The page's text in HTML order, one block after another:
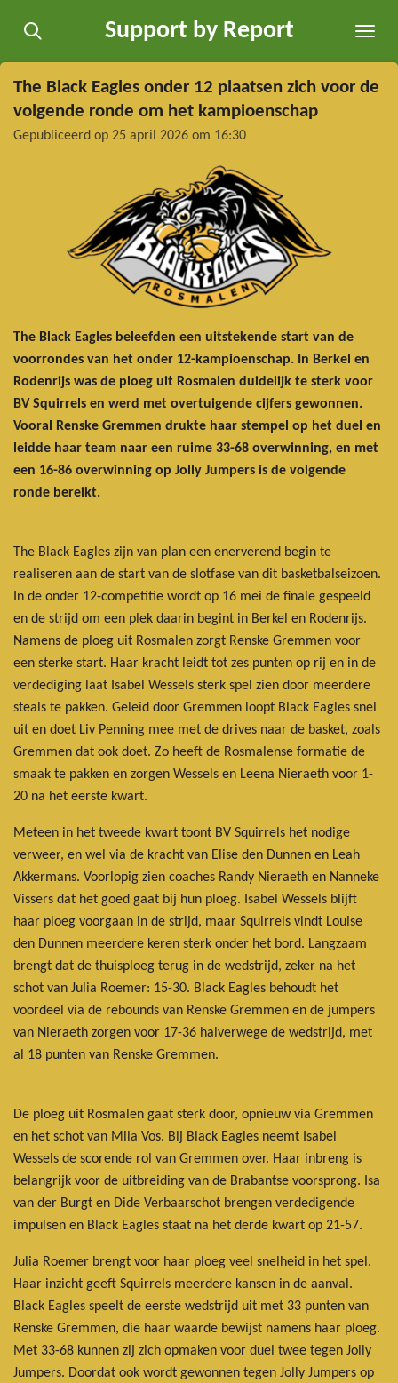
direct
naar
de
hoofdinhoud
Support by Report
The Black Eagles onder 12 plaatsen zich voor de
volgende ronde om het kampioenschap
Gepubliceerd op 25 april 2026 om 16:30
The Black Eagles beleefden een uitstekende start van de
voorrondes van het onder 12-kampioenschap. In Berkel en
Rodenrijs was de ploeg uit Rosmalen duidelijk te sterk voor
BV Squirrels en werd met overtuigende cijfers gewonnen.
Vooral Renske Gremmen drukte haar stempel op het duel en
leidde haar team naar een ruime 33-68 overwinning, en met
een 16-86 overwinning op Jolly Jumpers is de volgende
ronde bereikt.
The Black Eagles zijn van plan een enerverend begin te
realiseren aan de start van de slotfase van dit basketbalseizoen.
In de onder 12-competitie wordt op 16 mei de finale gespeeld
en de strijd om een plek daarin begint in Berkel en Rodenrijs.
Namens de ploeg uit Rosmalen zorgt Renske Gremmen voor
een sterke start. Haar kracht leidt tot zes punten op rij en in de
verdediging laat Isabel Wessels sterk spel zien door meerdere
steals te pakken. Geleid door Gremmen loopt Black Eagles snel
uit en doet Liv Penning mee met de drives naar de basket, zoals
Gremmen dat ook doet. Zo heeft de Rosmalense formatie de
smaak te pakken en zorgen Wessels en Leena Nieraeth voor 1-
20 na het eerste kwart.
Meteen in het tweede kwart toont BV Squirrels het nodige
verweer, en wel via de kracht van Elise den Dunnen en Leah
Akkermans. Voorlopig zien coaches Randy Nieraeth en Nanneke
Vissers dat het goed gaat bij hun ploeg. Isabel Wessels blijft
haar ploeg voorgaan in de strijd, maar Squirrels vindt Louise
den Dunnen meerdere keren sterk onder het bord. Langzaam
brengt dat de thuisploeg terug in de wedstrijd, zeker na het
schot van Julia Roemer: 15-30. Black Eagles behoudt het
voordeel via de rebounds van Renske Gremmen en de jumpers
van Nieraeth zorgen voor 17-36 halverwege de wedstrijd, met
al 18 punten van Renske Gremmen.
De ploeg uit Rosmalen gaat sterk door, opnieuw via Gremmen
en het schot van Mila Vos. Bij Black Eagles neemt Isabel
Wessels de scorende rol van Gremmen over. Haar inbreng is
belangrijk voor de uitbreiding van de Brabantse voorsprong. Isa
van der Burgt en Dide Verbaarschot brengen verdedigende
impulsen en Black Eagles staat na het derde kwart op 21-57.
Julia Roemer brengt voor haar ploeg veel snelheid in het spel.
Haar inzicht geeft Squirrels meerdere kansen in de aanval.
Black Eagles speelt de eerste wedstrijd uit met 33 punten van
Renske Gremmen, die haar waarde bewijst namens haar ploeg.
Met 33-68 kunnen zij zich opmaken voor duel twee tegen Jolly
Jumpers. Doordat ook wordt gewonnen tegen Jolly Jumpers op